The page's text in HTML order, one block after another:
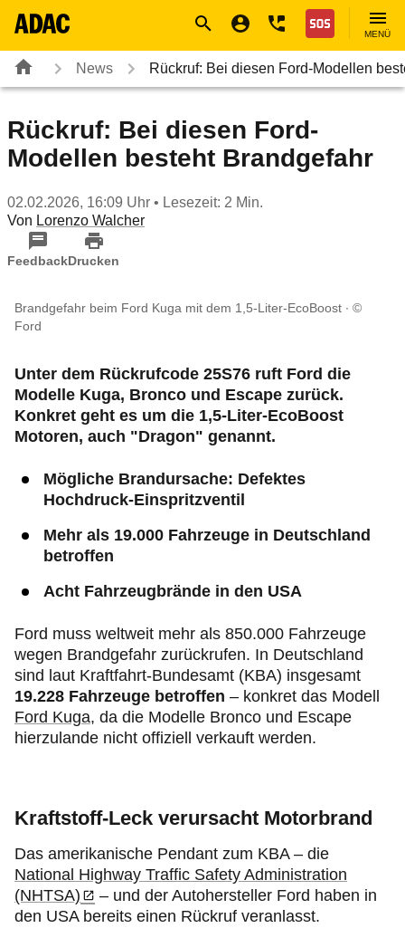
Nothilfe
MENÜ
News Rückruf: Bei diesen Ford-Modellen
Rückruf: Bei diesen Ford-
Modellen besteht Brandgefahr
02.02.2026, 16:09 Uhr • Lesezeit: 2 Min.
Von Lorenzo Walcher
FeedbackDrucken
Brandgefahr beim Ford Kuga mit dem 1,5-Liter-EcoBoost
©
Ford
Unter dem Rückrufcode 25S76 ruft Ford die
Modelle Kuga, Bronco und Escape zurück.
Konkret geht es um die 1,5-Liter-EcoBoost
Motoren, auch "Dragon" genannt.
Mögliche Brandursache: Defektes
Hochdruck-Einspritzventil
Mehr als 19.000 Fahrzeuge in Deutschland
betroffen
Acht Fahrzeugbrände in den USA
Ford muss weltweit mehr als 850.000 Fahrzeuge
wegen Brandgefahr zurückrufen. In Deutschland
sind laut Kraftfahrt-Bundesamt (KBA) insgesamt
19.228 Fahrzeuge betroffen – konkret das Modell
Ford Kuga, da die Modelle Bronco und Escape
hierzulande nicht offiziell verkauft werden.
Kraftstoff-Leck verursacht Motorbrand
Das amerikanische Pendant zum KBA – die
National Highway Traffic Safety Administration
(NHTSA)
– und der Autohersteller Ford haben in
den USA bereits einen Rückruf veranlasst.